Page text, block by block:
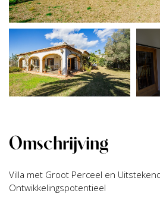
Omschrijving
Villa met Groot Perceel en
Ontwikkelingspotentieel